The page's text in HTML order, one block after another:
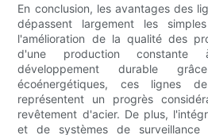
En conclusion, les avantages des
dépassent largement les
l'amélioration de la qualité des
d'une production
développement durable
écoénergétiques, ces lignes
représentent un progrès
revêtement d'acier. De plus,
et de systèmes de surveillance